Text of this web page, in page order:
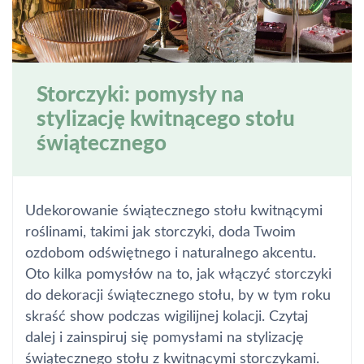
Storczyki: pomysły na
stylizację kwitnącego stołu
świątecznego
Udekorowanie świątecznego stołu kwitnącymi
roślinami, takimi jak storczyki, doda Twoim
ozdobom odświętnego i naturalnego akcentu.
Oto kilka pomysłów na to, jak włączyć storczyki
do dekoracji świątecznego stołu, by w tym roku
skraść show podczas wigilijnej kolacji. Czytaj
dalej i zainspiruj się pomysłami na stylizację
świątecznego stołu z kwitnącymi storczykami.